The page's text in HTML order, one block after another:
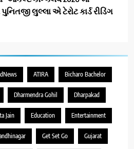
લુલ્લા એ ટેરોટ કાર્ડ રીડિંગ
ATIRA Bicharo Bachelor
Dharmendra Gohil Dharpakad
Jain Education Entertainment
Get Set Go Gujarat